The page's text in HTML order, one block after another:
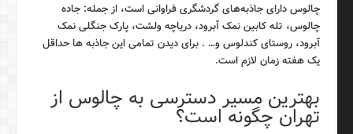
چالوس دارای جاذبه‌های گردشگری فراوانی است، از جمله: جاده
چالوس، تله کابین نمک آبرود، دریاچه ولشت، پارک جنگلی نمک
آبرود، روستای کندلوس و… . برای دیدن تمامی این جاذبه ها حداقل
یک هفته زمان لازم است.
بهترین مسیر دسترسی به چالوس از
تهران چگونه است؟